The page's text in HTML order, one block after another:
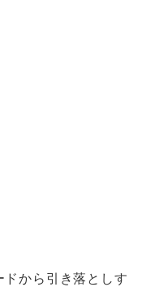
から引き落としす